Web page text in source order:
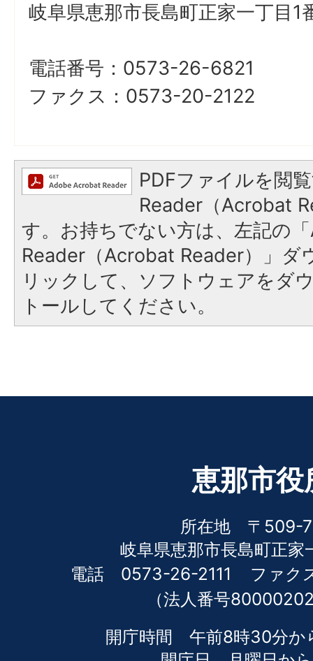
岐阜県恵那市長島町正家一丁目
電話番号：0573-26-6821
ファクス：0573-20-2122
PDFファイルを閲
Reader（Acrobat
す。お持ちでない方は、左記の
Reader（Acrobat Reader）」ダ
リックして、ソフトウェアをダ
トールしてください。
恵那市役
所在地 〒509-
岐阜県恵那市長島町正家
電話 0573-26-2111
ファ
（法人番号
開庁時間 午前8時30分か